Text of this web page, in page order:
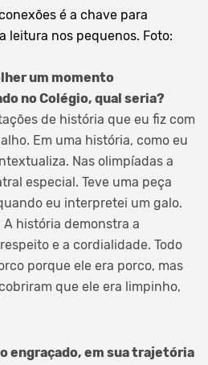
é a chave para
leitura nos pequenos. Foto:
um momento
no Colégio, qual seria?
de história que eu fiz com
Em uma história, como eu
Nas olimpíadas a
especial. Teve uma peça
eu interpretei um galo.
história demonstra a
e a cordialidade. Todo
porque ele era porco, mas
que ele era limpinho,
engraçado, em sua trajetória